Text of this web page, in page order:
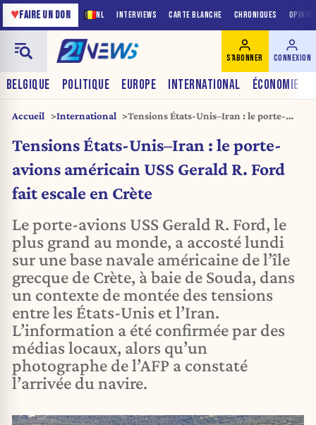
NL INTERVIEWS CARTE BLANCHE CHRONIQUES
♥FAIRE UN DON
BELGIQUE POLITIQUE EUROPE INTERNATIONAL ÉCONOMIE
S'ABONNER CONNEXION
Accueil International
Tensions États-Unis–Iran : le porte-
fait escale en Crète
Tensions États-Unis–Iran : le porte-
avions américain USS Gerald R. Ford
fait escale en Crète
Le porte-avions USS Gerald R. Ford, le
plus grand au monde, a accosté lundi
sur une base navale américaine de l’île
grecque de Crète, à baie de Souda, dans
un contexte de montée des tensions
entre les États-Unis et l’Iran.
L’information a été confirmée par des
médias locaux, alors qu’un
photographe de l’AFP a constaté
l’arrivée du navire.